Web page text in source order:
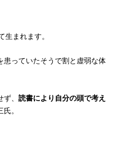
まれます。
患っていたそうで割と虚弱な体
、 読書により自分の頭で考え
。